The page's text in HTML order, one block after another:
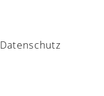
Datenschutz